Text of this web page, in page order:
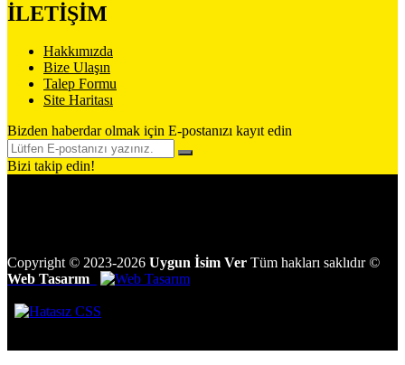
İLETİŞİM
Hakkımızda
Bize Ulaşın
Talep Formu
Site Haritası
Bizden haberdar olmak için E-postanızı kayıt edin
Bizi takip edin!
Copyright © 2023-2026 Uygun İsim Ver Tüm hakları saklıdır ©
Web Tasarım